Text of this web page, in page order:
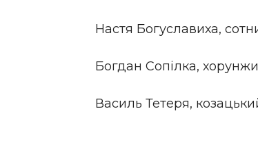
Настя Богуславиха,
Богдан Сопілка,
Василь Тетеря,